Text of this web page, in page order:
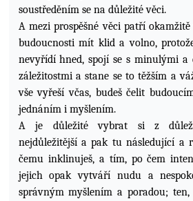
soustředěním se na důležité věci.
A mezi prospěšné věci patří
budoucnosti mít klid a volno,
nevyřídí hned, spojí se s minulými a
záležitostmi a stane se to těžším a
vše vyřeší včas, budeš čelit
jednáním i myšlením.
A je důležité vybrat si z
nejdůležitější a pak tu následující a
čemu inklinuješ, a tím, po čem
jejich opak vytváří nudu a
správným myšlením a poradou;